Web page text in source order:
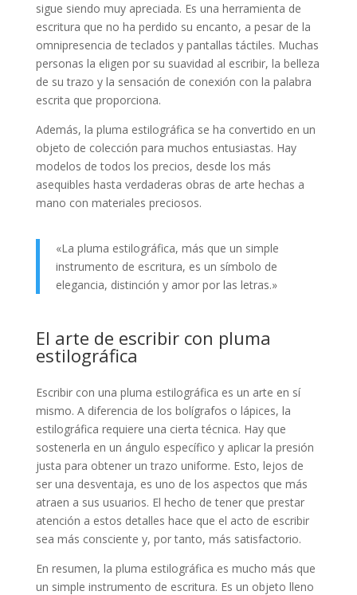
sigue siendo muy apreciada. Es una herramienta de
escritura que no ha perdido su encanto, a pesar de la
omnipresencia de teclados y pantallas táctiles. Muchas
personas la eligen por su suavidad al escribir, la belleza
de su trazo y la sensación de conexión con la palabra
escrita que proporciona.
Además, la pluma estilográfica se ha convertido en un
objeto de colección para muchos entusiastas. Hay
modelos de todos los precios, desde los más
asequibles hasta verdaderas obras de arte hechas a
mano con materiales preciosos.
«La pluma estilográfica, más que un simple
instrumento de escritura, es un símbolo de
elegancia, distinción y amor por las letras.»
El arte de escribir con pluma
estilográfica
Escribir con una pluma estilográfica es un arte en sí
mismo. A diferencia de los bolígrafos o lápices, la
estilográfica requiere una cierta técnica. Hay que
sostenerla en un ángulo específico y aplicar la presión
justa para obtener un trazo uniforme. Esto, lejos de
ser una desventaja, es uno de los aspectos que más
atraen a sus usuarios. El hecho de tener que prestar
atención a estos detalles hace que el acto de escribir
sea más consciente y, por tanto, más satisfactorio.
En resumen, la pluma estilográfica es mucho más que
un simple instrumento de escritura. Es un objeto lleno